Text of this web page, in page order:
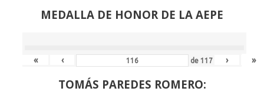
MEDALLA DE HONOR DE LA AEPE
« ‹ de117 › »
TOMÁS PAREDES ROMERO: